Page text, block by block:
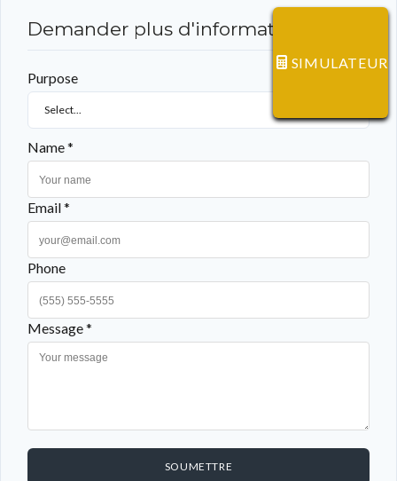
Demander plus d'informations
Purpose
Select...
Name *
Email *
Phone
Message *
SOUMETTRE
SIMULATEUR